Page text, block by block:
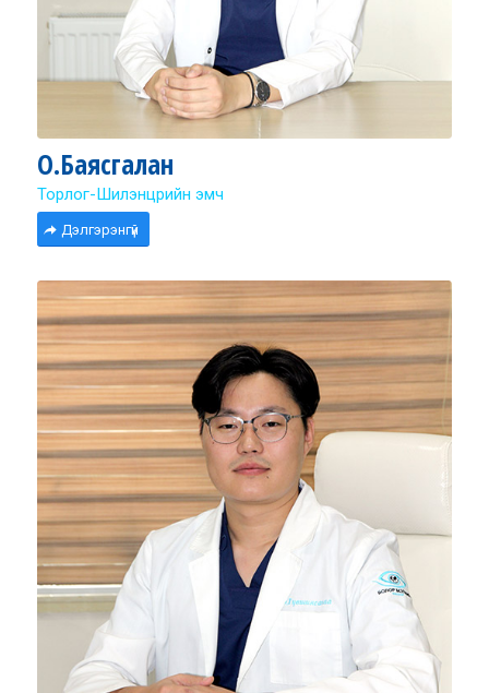
О.Баясгалан
Торлог-Шилэнцрийн эмч
Дэлгэрэнгүй